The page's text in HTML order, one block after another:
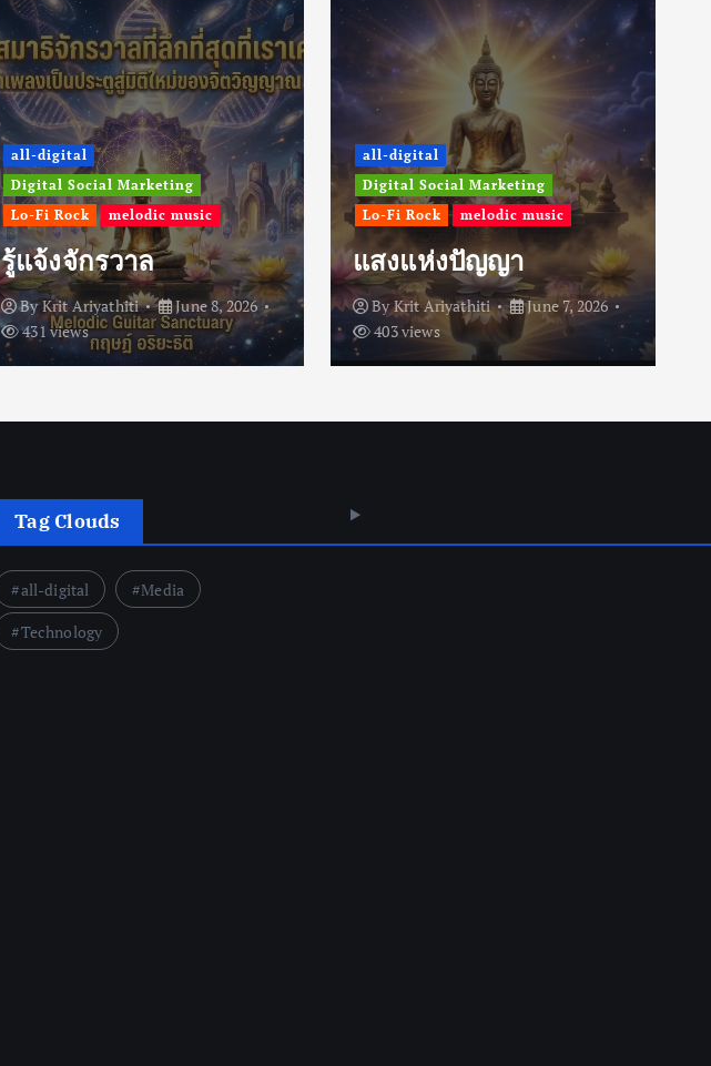
all-digital
Digital Social Marketing
Lo-Fi Rock
melodic music
รู้แจ้งจักรวาล
ByKrit Ariyathiti
June 8, 2026
431 views
all-digital
Digital Social Marketing
Lo-Fi Rock
melodic music
แสงแห่งปัญญา
ByKrit Ariyathiti
June 7, 2026
403 views
Tag Clouds
all-digital
Media
Technology